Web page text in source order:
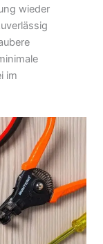
wieder
im